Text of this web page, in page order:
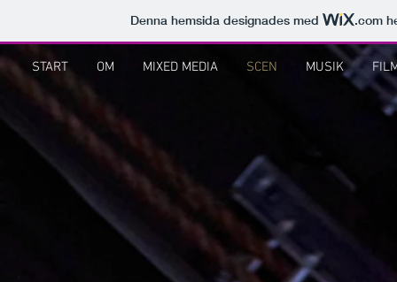
Denna hemsida designades med .com
START OM MIXED MEDIA SCEN MUSIK